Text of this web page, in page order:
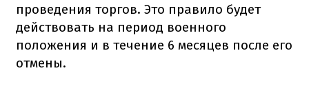
проведения торгов. Это правило будет
действовать на период военного
положения и в течение 6 месяцев после его
отмены.